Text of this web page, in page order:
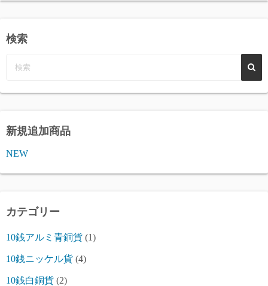
検索
新規追加商品
NEW
カテゴリー
10銭アルミ青銅貨 (1)
10銭ニッケル貨 (4)
10銭白銅貨 (2)